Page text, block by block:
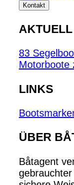
Kontakt
AKTUELL
83
Motorboote
LINKS
ÜBER
Båtagent